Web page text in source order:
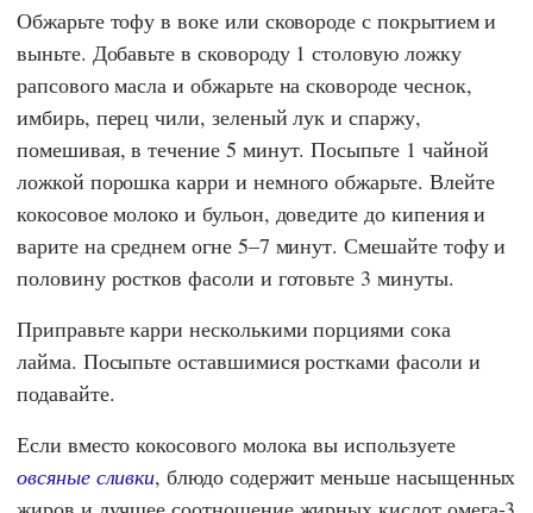
Обжарьте тофу в воке или сковороде с покрытием и
выньте. Добавьте в сковороду 1 столовую ложку
рапсового масла и обжарьте на сковороде чеснок,
имбирь, перец чили, зеленый лук и спаржу,
помешивая, в течение 5 минут. Посыпьте 1 чайной
ложкой порошка карри и немного обжарьте. Влейте
кокосовое молоко и бульон, доведите до кипения и
варите на среднем огне 5–7 минут. Смешайте тофу и
половину ростков фасоли и готовьте 3 минуты.
Приправьте карри несколькими порциями сока
лайма. Посыпьте оставшимися ростками фасоли и
подавайте.
Если вместо кокосового молока вы используете
овсяные сливки, блюдо содержит меньше насыщенных